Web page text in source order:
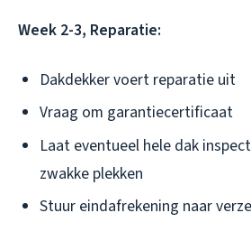
Week 2-3, Reparatie:
Dakdekker voert reparatie uit
Vraag om garantiecertificaat
Laat eventueel hele dak
zwakke plekken
Stuur eindafrekening naar